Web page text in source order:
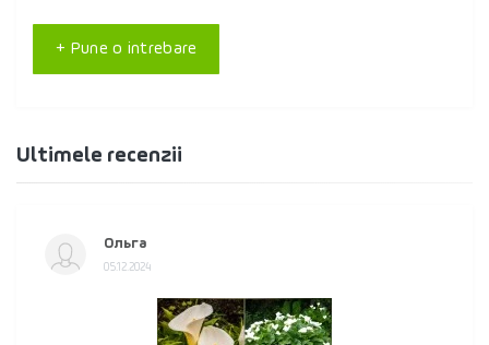
+ Pune o intrebare
Ultimele recenzii
Ольга
05.12.2024